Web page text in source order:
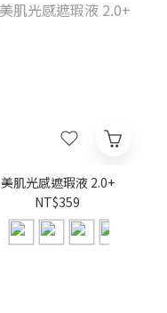
美肌光感遮瑕液 2.0+
NT$359